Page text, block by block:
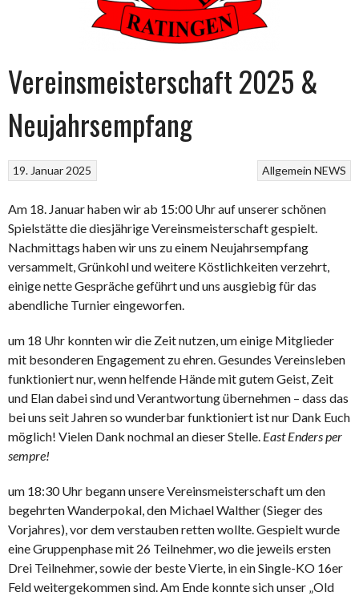
Vereinsmeisterschaft 2025 &
Neujahrsempfang
Allgemein NEWS
19. Januar 2025
Am 18. Januar haben wir ab 15:00 Uhr auf unserer schönen
Spielstätte die diesjährige Vereinsmeisterschaft gespielt.
Nachmittags haben wir uns zu einem Neujahrsempfang
versammelt, Grünkohl und weitere Köstlichkeiten verzehrt,
einige nette Gespräche geführt und uns ausgiebig für das
abendliche Turnier eingeworfen.
um 18 Uhr konnten wir die Zeit nutzen, um einige Mitglieder
mit besonderen Engagement zu ehren. Gesundes Vereinsleben
funktioniert nur, wenn helfende Hände mit gutem Geist, Zeit
und Elan dabei sind und Verantwortung übernehmen – dass das
bei uns seit Jahren so wunderbar funktioniert ist nur Dank Euch
möglich! Vielen Dank nochmal an dieser Stelle. East Enders per
sempre!
um 18:30 Uhr begann unsere Vereinsmeisterschaft um den
begehrten Wanderpokal, den Michael Walther (Sieger des
Vorjahres), vor dem verstauben retten wollte. Gespielt wurde
eine Gruppenphase mit 26 Teilnehmer, wo die jeweils ersten
Drei Teilnehmer, sowie der beste Vierte, in ein Single-KO 16er
Feld weitergekommen sind. Am Ende konnte sich unser „Old